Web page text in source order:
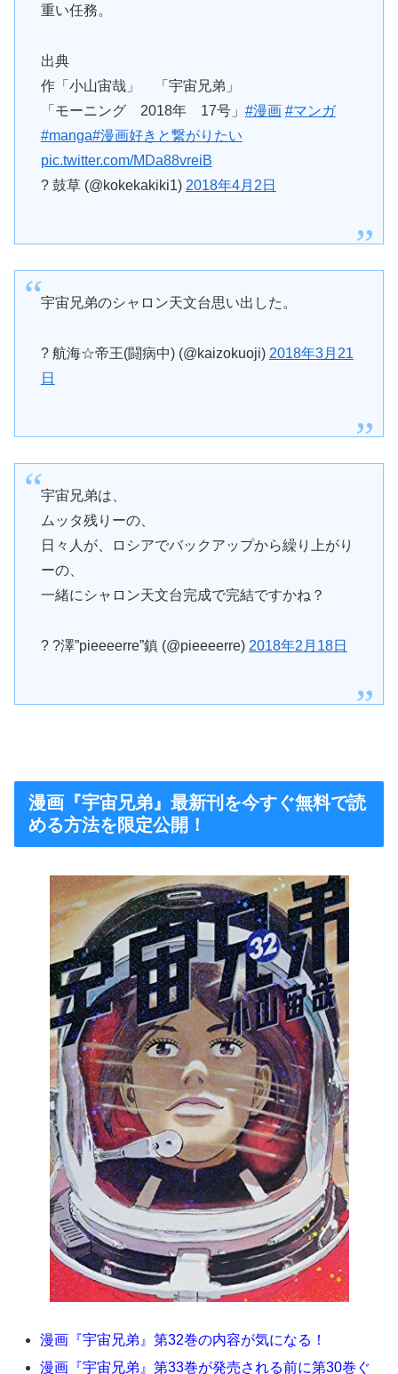
重い任務。
出典
作「小山宙哉」 「宇宙兄弟」
「モーニング 2018年 17号」 #漫画 #マンガ
#manga#漫画好きと繋がりたい
pic.twitter.com/MDa88vreiB
? 鼓草 (@kokekakiki1) 2018年4月2日
宇宙兄弟のシャロン天文台思い出した。
? 航海☆帝王(闘病中) (@kaizokuoji) 2018年3月21
日
宇宙兄弟は、
ムッタ残りーの、
日々人が、ロシアでバックアップから繰り上がり
ーの、
一緒にシャロン天文台完成で完結ですかね？
? ?澤”pieeeerre”鎮 (@pieeeerre) 2018年2月18日
漫画『宇宙兄弟』最新刊を今すぐ無料で読
める方法を限定公開！
漫画『宇宙兄弟』第32巻の内容が気になる！
漫画『宇宙兄弟』第33巻が発売される前に第30巻ぐ